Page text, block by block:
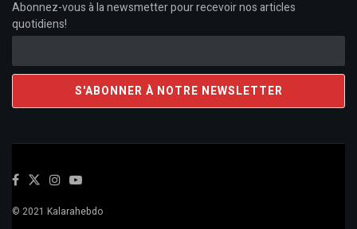
Abonnez-vous à la newsmetter pour recevoir nos articles
quotidiens!
© 2021 Kalarahebdo